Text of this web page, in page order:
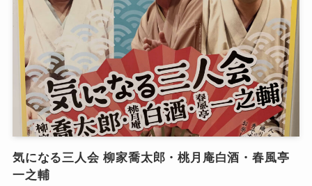
気になる三人会 柳家喬太郎・桃月庵白酒・春風亭
一之輔